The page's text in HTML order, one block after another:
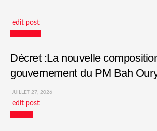
edit post
Décret :La nouvelle
gouvernement du PM Bah
JUILLET 27, 2026
edit post